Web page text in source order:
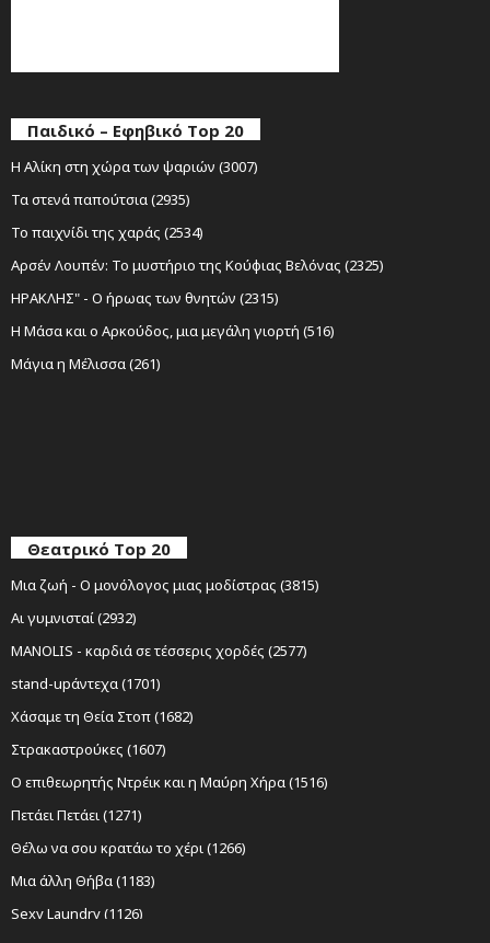
Παιδικό – Εφηβικό Top 20
Η Αλίκη στη χώρα των ψαριών (3007)
Τα στενά παπούτσια (2935)
Το παιχνίδι της χαράς (2534)
Αρσέν Λουπέν: Το μυστήριο της Κούφιας Βελόνας (2325)
ΗΡΑΚΛΗΣ" - Ο ήρωας των θνητών (2315)
Η Μάσα και ο Αρκούδος, μια μεγάλη γιορτή (516)
Μάγια η Μέλισσα (261)
Θεατρικό Top 20
Μια ζωή - Ο μονόλογος μιας μοδίστρας (3815)
Αι γυμνισταί (2932)
MANOLIS - καρδιά σε τέσσερις χορδές (2577)
stand-upάντεχα (1701)
Χάσαμε τη Θεία Στοπ (1682)
Στρακαστρούκες (1607)
Ο επιθεωρητής Ντρέικ και η Μαύρη Χήρα (1516)
Πετάει Πετάει (1271)
Θέλω να σου κρατάω το χέρι (1266)
Μια άλλη Θήβα (1183)
Sexy Laundry (1126)